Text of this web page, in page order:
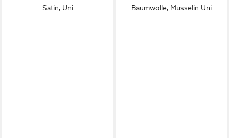
Satin, Uni
Baumwolle, Musselin Uni